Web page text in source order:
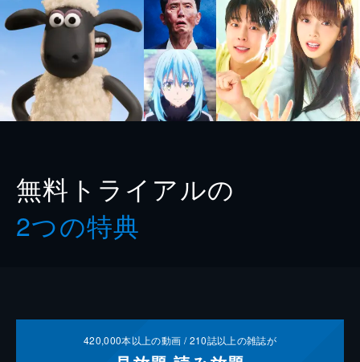
無料トライアルの
2つの特典
420,000本以上の動画 /210誌以上の雑誌が